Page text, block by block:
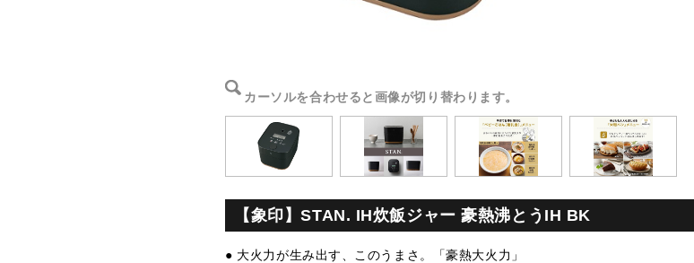
カーソルを合わせると画像が切り替わります。
【象印】STAN. IH炊飯ジャー 豪熱沸とうIH BK
● 大火力が生み出す、このうまさ。「豪熱大火力」